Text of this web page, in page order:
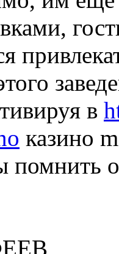
в
казино
помнить